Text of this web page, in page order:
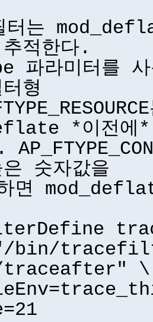
는
적한다.
파라미터를 사
형
*이전에*
숫자값을
면
bin/
traceafter" \